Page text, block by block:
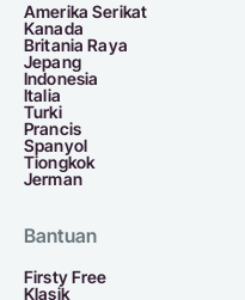
Amerika Serikat
Kanada
Britania Raya
Jepang
Indonesia
Italia
Turki
Prancis
Spanyol
Tiongkok
Jerman
Bantuan
Firsty Free
Klasik